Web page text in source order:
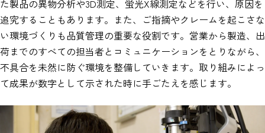
た製品の異物分析や3D測定、蛍光X線測定などを行い、原因を
追究することもあります。また、ご指摘やクレームを起こさな
い環境づくりも品質管理の重要な役割です。営業から製造、出
荷までのすべての担当者とコミュニケーションをとりながら、
不具合を未然に防ぐ環境を整備していきます。取り組みによっ
て成果が数字として示された時に手ごたえを感じます。